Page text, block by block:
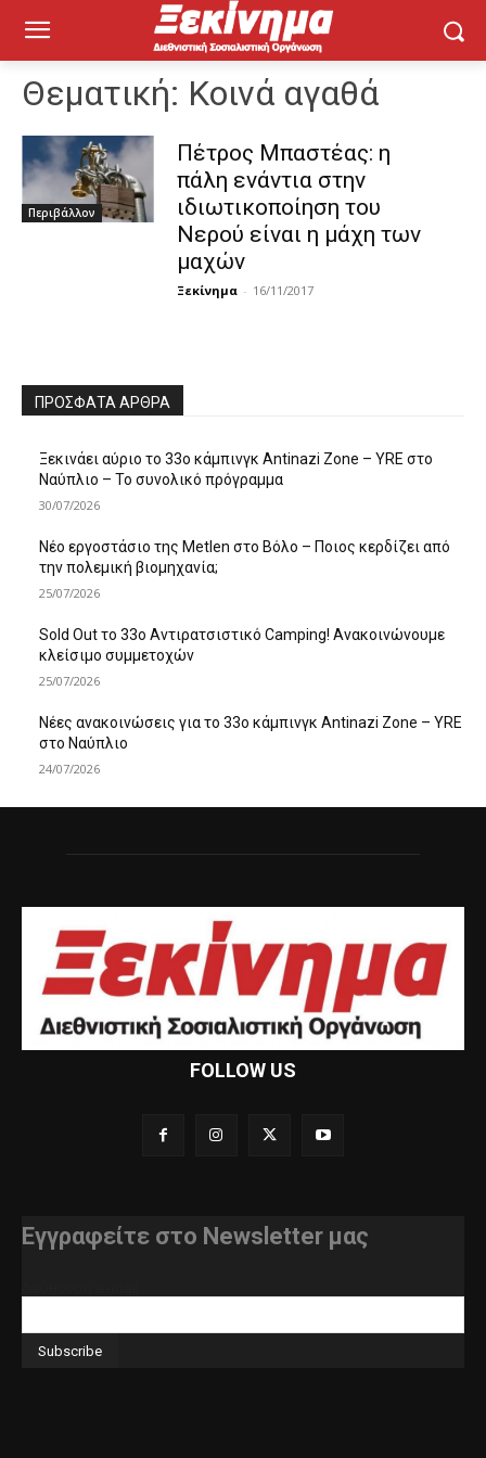
Θεματική: Κοινά αγαθά
Περιβάλλον
Πέτρος Μπαστέας: η
πάλη ενάντια στην
ιδιωτικοποίηση του
Νερού είναι η μάχη των
μαχών
Ξεκίνημα - 16/11/2017
ΠΡΌΣΦΑΤΑ ΆΡΘΡΑ
Ξεκινάει αύριο το 33ο κάμπινγκ Antinazi Zone – YRE στο
Ναύπλιο – Το συνολικό πρόγραμμα
30/07/2026
Νέο εργοστάσιο της Metlen στο Βόλο – Ποιος κερδίζει από
την πολεμική βιομηχανία;
25/07/2026
Sold Out το 33ο Αντιρατσιστικό Camping! Ανακοινώνουμε
κλείσιμο συμμετοχών
25/07/2026
Νέες ανακοινώσεις για το 33ο κάμπινγκ Antinazi Zone – YRE
στο Ναύπλιο
24/07/2026
FOLLOW US
Εγγραφείτε στο Newsletter μας